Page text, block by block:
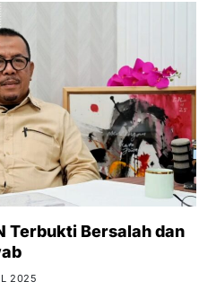
Terbukti Bersalah dan
2025